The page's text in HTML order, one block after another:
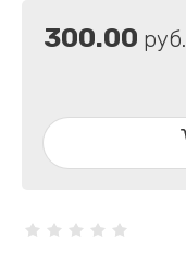
300.00 руб.